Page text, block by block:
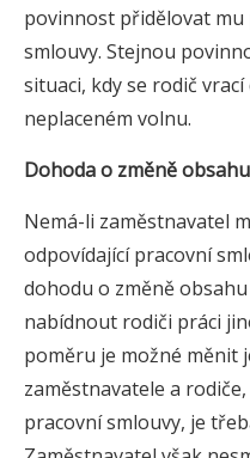
povinnost přidělovat
smlouvy. Stejnou
situaci, kdy se rodič
neplaceném volnu.
Dohoda o změně
Nemá-li zaměstnavatel
odpovídající pracovní
dohodu o změně
nabídnout rodiči práci
poměru je možné měnit
zaměstnavatele a
pracovní smlouvy, je